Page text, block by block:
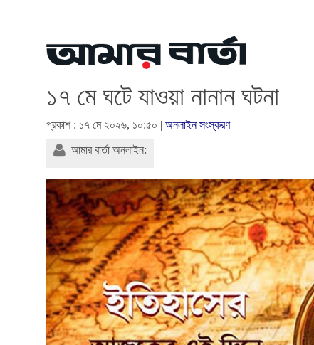
১৭ মে ঘটে যাওয়া নানান ঘটনা
প্রকাশ : ১৭ মে ২০২৬, ১০:৫০ | অনলাইন সংস্করণ
আমার বার্তা অনলাইন: